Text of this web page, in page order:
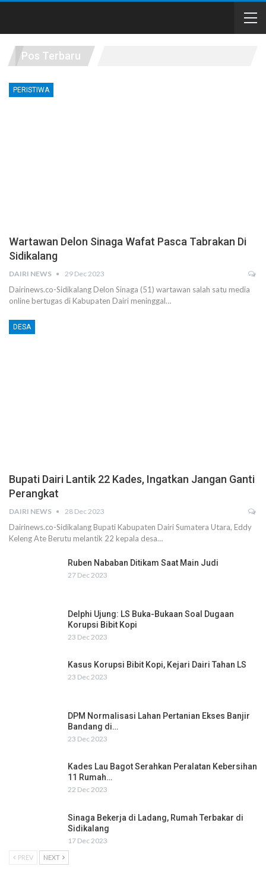
Pos Terbaru
PERISTIWA
Wartawan Delon Sinaga Wafat Pasca Tabrakan Di
Sidikalang
DAIRI NEWS 29 Dec 2023
Dairinews.co-Sidikalang Delon Sinaga (51) wartawan salah satu media
online bertugas di Kabupaten Dairi meninggal…
DESA
Bupati Dairi Lantik 22 Kades, Ingatkan Jangan Ganti
Perangkat
DAIRI NEWS 28 Dec 2023
Dairinews.co-Sidikalang Bupati Kabupaten Dairi Sumatera Utara, Eddy
Keleng Ate Berutu melantik 22 kepala desa…
Ruben Nababan Ditikam Saat Main Judi
27 Dec 2023
Delphi Ujung: LS Buka-Bukaan Soal Dugaan
Korupsi Bibit Kopi
23 Dec 2023
Kasus Korupsi Bibit Kopi, Kejari Dairi Tahan LS
23 Dec 2023
DPM Normalisasi Lahan Pertanian Ekses Banjir
Bandang di…
23 Dec 2023
Kades Lau Bagot Serahkan Peralatan Kebersihan
11 Rumah…
22 Dec 2023
Sinaga Bekerja di Ladang, Rumah Terbakar di
Sidikalang
17 Dec 2023
PREV NEXT